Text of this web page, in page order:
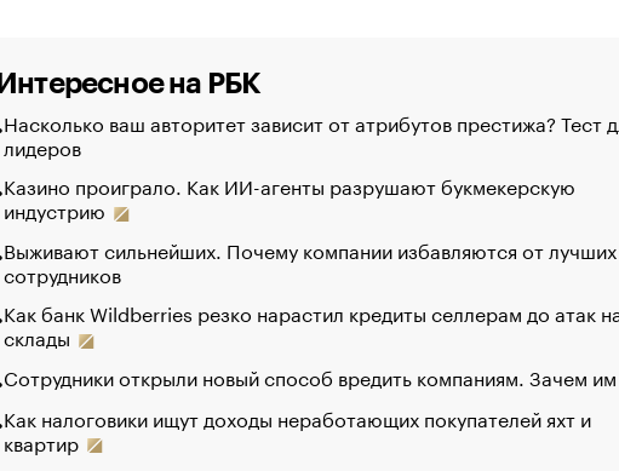
Интересное на РБК
Насколько ваш авторитет зависит от атрибутов престижа? Тест
лидеров
Казино проиграло. Как ИИ-агенты разрушают букмекерскую
индустрию
Выживают сильнейших. Почему компании избавляются от лучших
сотрудников
Как банк Wildberries резко нарастил кредиты селлерам до атак
склады
Сотрудники открыли новый способ вредить компаниям. Зачем
Как налоговики ищут доходы неработающих покупателей яхт и
квартир